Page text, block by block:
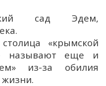
сад Эдем,
«крымской
называют еще и
из-за обилия
жизни.